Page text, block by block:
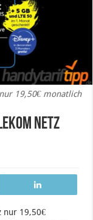
19,50€ monatlich
Netz
nur 19,50€